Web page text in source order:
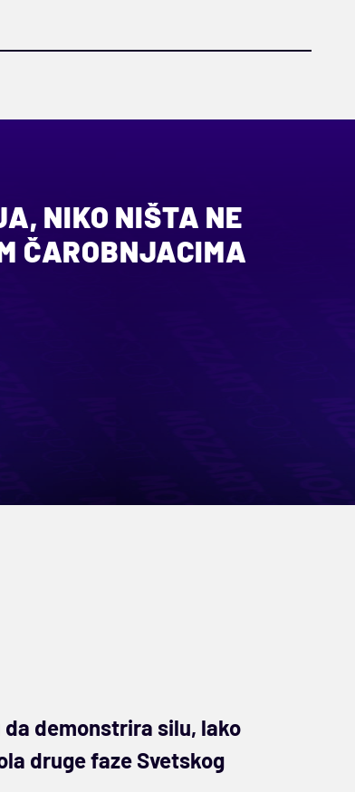
NIKO NIŠTA NE
ČAROBNJACIMA
demonstrira silu, lako
druge faze Svetskog